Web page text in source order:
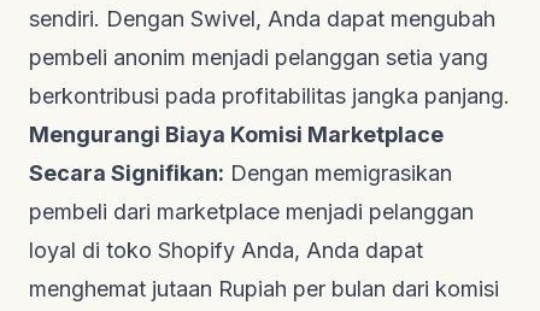
sendiri. Dengan Swivel, Anda dapat mengubah
pembeli anonim menjadi pelanggan setia yang
berkontribusi pada profitabilitas jangka panjang.
Mengurangi Biaya Komisi Marketplace
Secara Signifikan: Dengan memigrasikan
pembeli dari marketplace menjadi pelanggan
loyal di toko Shopify Anda, Anda dapat
menghemat jutaan Rupiah per bulan dari komisi